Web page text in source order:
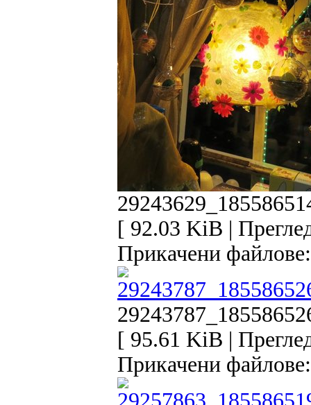
[ 92.03 KiB |
Прикачени файлове:
[ 95.61 KiB |
Прикачени файлове: